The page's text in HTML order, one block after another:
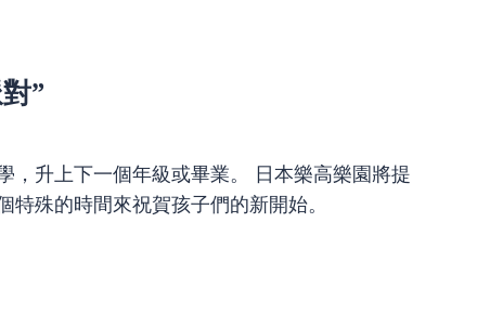
”
，升上下一個年級或畢業。 日本樂高樂園將提
殊的時間來祝賀孩子們的新開始。